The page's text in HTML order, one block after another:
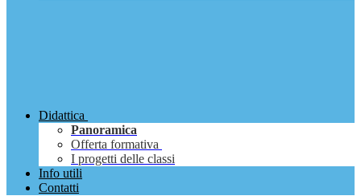
Didattica
Panoramica
Offerta formativa
I progetti delle classi
Info utili
Contatti